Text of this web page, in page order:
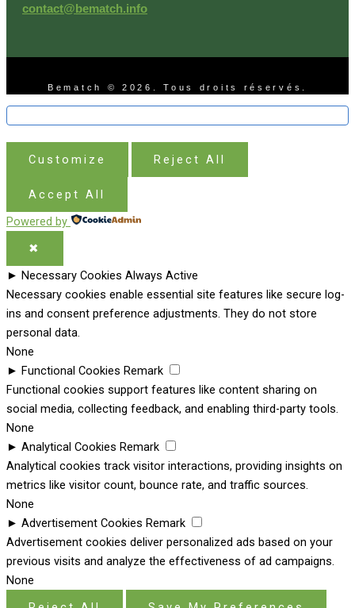
contact@bematch.info
Bematch © 2026. Tous droits réservés.
Customize Reject All
Accept All
Powered by
✖
► Necessary Cookies Always Active
Necessary cookies enable essential site features like secure log-
ins and consent preference adjustments. They do not store
personal data.
None
► Functional Cookies Remark
Functional cookies support features like content sharing on
social media, collecting feedback, and enabling third-party tools.
None
► Analytical Cookies Remark
Analytical cookies track visitor interactions, providing insights on
metrics like visitor count, bounce rate, and traffic sources.
None
► Advertisement Cookies Remark
Advertisement cookies deliver personalized ads based on your
previous visits and analyze the effectiveness of ad campaigns.
None